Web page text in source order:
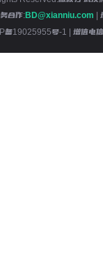
合作:BD@xianniu.com |
备19025955号-1 | 增值电